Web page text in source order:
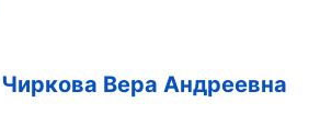
Чиркова Вера Андреевна